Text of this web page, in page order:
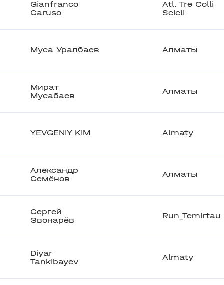
Gianfranco
Caruso
Atl. Tre Colli
Scicli
Муса Уралбаев Алматы
Мират
Мусабаев
Алматы
YEVGENIY KIM Almaty
Александр
Семёнов
Алматы
Сергей
Звонарёв
Run_Temirtau
Diyar
Tankibayev
Almaty